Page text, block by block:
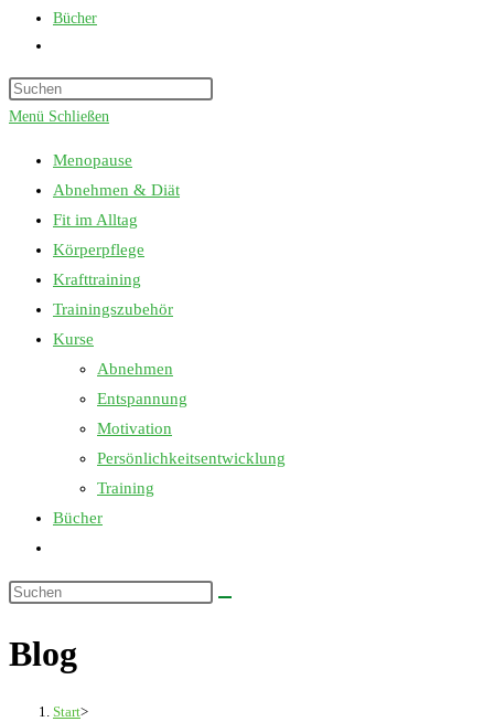
Bücher
umschalten
Menü Schließen
Menopause
Abnehmen & Diät
Fit im Alltag
Körperpflege
Krafttraining
Trainingszubehör
Kurse
Abnehmen
Entspannung
Motivation
Persönlichkeitsentwicklung
Training
Bücher
umschalten
Diese
durchsuchen
Blog
Start>